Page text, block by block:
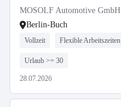
MOSOLF Automotive GmbH
Berlin-Buch
Vollzeit Flexible Arbeitszeiten
Urlaub >= 30
28.07.2026